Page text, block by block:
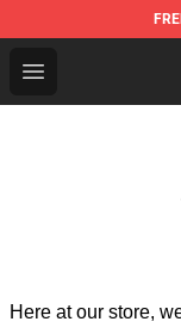
Open menu
Blur Store -
Here at our store,